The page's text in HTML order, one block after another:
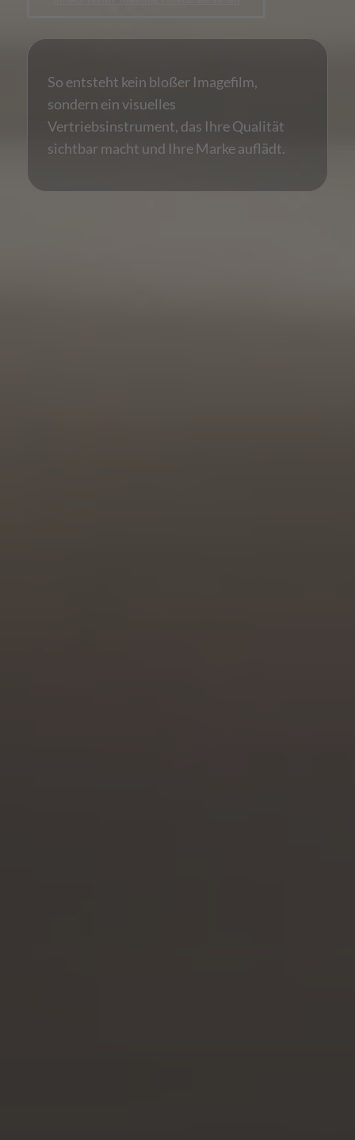
So entsteht kein bloßer Imagefilm,
sondern ein visuelles
Vertriebsinstrument, das Ihre Qualität
sichtbar macht und Ihre Marke auflädt.